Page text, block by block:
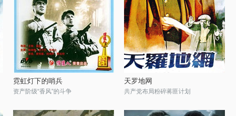
霓虹灯下的哨兵
资产阶级“香风”的斗争
天罗地网
共产党布局粉碎蒋匪计划